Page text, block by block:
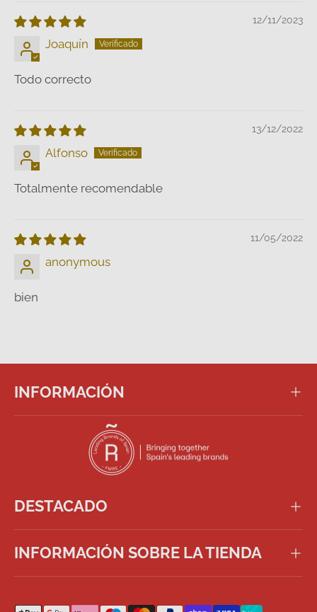
12/11/2023
Joaquín
Todo correcto
13/12/2022
Alfonso
Totalmente recomendable
11/05/2022
anonymous
bien
INFORMACIÓN
DESTACADO
INFORMACIÓN SOBRE LA TIENDA